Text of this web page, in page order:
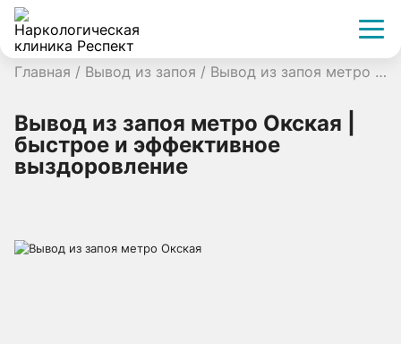
Главная / Вывод из запоя / Вывод из запоя метро Окская | быстрое и эффективное выздоровление
Вывод из запоя метро Окская |
быстрое и эффективное
выздоровление